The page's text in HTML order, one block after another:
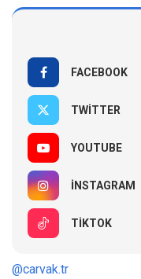
FACEBOOK
TWITTER
YOUTUBE
INSTAGRAM
TIKTOK
@carvak.tr